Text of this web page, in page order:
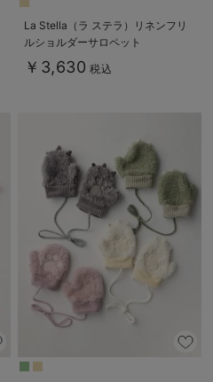
La Stella（ラ ステラ）リネンフリ
ルショルダーサロペット
￥3,630 税込